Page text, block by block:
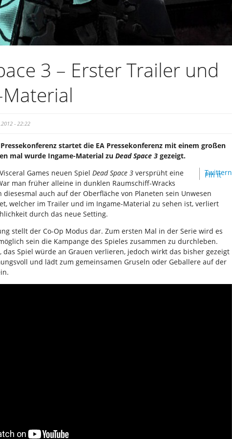
3 – Erster Trailer und
- 22:22
startet die EA Pressekonferenz mit einem großen
mal wurde Ingame-Material zu Dead Space 3 gezeigt.
Twittern
Pin It
Games neuen Spiel Dead Space 3 versprüht eine
man früher alleine in dunklen Raumschiff-Wracks
auch auf der Oberfläche von Planeten sein Unwesen
welcher im Trailer und im Ingame-Material zu sehen ist, verliert
durch das neue Setting.
stellt der Co-Op Modus dar. Zum ersten Mal in der Serie wird es
sein die Kampange des Spieles zusammen zu durchleben.
das Spiel würde an Grauen verlieren, jedoch wirkt das bisher gezeigt
und lädt zum gemeinsamen Gruseln oder Geballere auf der